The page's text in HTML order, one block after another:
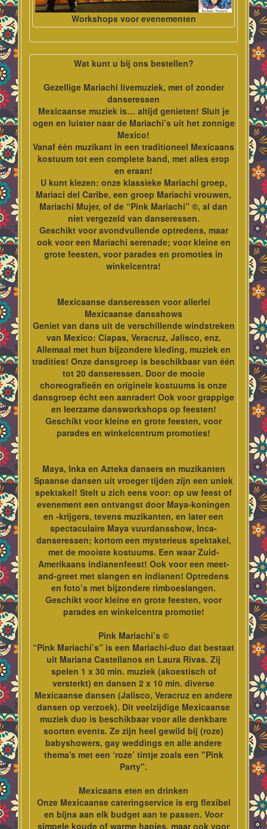
Workshops voor evenementen
Wat kunt u bij ons bestellen?
Gezellige Mariachi livemuziek, met of zonder
danseressen
Mexicaanse muziek is… altijd genieten! Sluit je
ogen en luister naar de Mariachi’s uit het zonnige
Mexico!
Vanaf één muzikant in een traditioneel Mexicaans
kostuum tot een complete band, met alles erop
en eraan!
U kunt kiezen: onze klassieke Mariachi groep,
Mariaci del Caribe, een groep Mariachi vrouwen,
Mariachi Mujer, of de “Pink Mariachi” ©, al dan
niet vergezeld van danseressen.
Geschikt voor avondvullende optredens, maar
ook voor een Mariachi serenade; voor kleine en
grote feesten, voor parades en promoties in
winkelcentra!
Mexicaanse danseressen voor allerlei
Mexicaanse dansshows
Geniet van dans uit de verschillende windstreken
van Mexico: Ciapas, Veracruz, Jalisco, enz.
Allemaal met hun bijzondere kleding, muziek en
tradities! Onze dansgroep is beschikbaar van één
tot 20 danseressen. Door de mooie
choreografieën en originele kostuums is onze
dansgroep écht een aanrader! Ook voor grappige
en leerzame dansworkshops op feesten!
Geschikt voor kleine en grote feesten, voor
parades en winkelcentrum promoties!
Maya, Inka en Azteka dansers en muzikanten
Spaanse dansen uit vroeger tijden zijn een uniek
spektakel! Stelt u zich eens voor: op uw feest of
evenement een ontvangst door Maya-koningen
en -krijgers, tevens muzikanten, en later een
spectaculaire Maya vuurdansshow, Inca-
danseressen; kortom een mysterieus spektakel,
met de mooiste kostuums. Een waar Zuid-
Amerikaans indianenfeest! Ook voor een meet-
and-greet met slangen en indianen! Optredens
en foto’s met bijzondere rimboeslangen.
Geschikt voor kleine en grote feesten, voor
parades en winkelcentra promotie!
Pink Mariachi’s ©
“Pink Mariachi’s” is een Mariachi-duo dat bestaat
uit Mariana Castellanos en Laura Rivas. Zij
spelen 1 x 30 min. muziek (akoestisch of
versterkt) en dansen 2 x 10 min. diverse
Mexicaanse dansen (Jalisco, Veracruz en andere
dansen op verzoek). Dit veelzijdige Mexicaanse
muziek duo is beschikbaar voor alle denkbare
soorten events. Ze zijn heel gewild bij (roze)
babyshowers, gay weddings en alle andere
thema's met een ‘roze’ tintje zoals een "Pink
Party".
Mexicaans eten en drinken
Onze Mexicaanse cateringservice is erg flexibel
en bijna aan elk budget aan te passen. Voor
simpele koude of warme hapjes, maar ook voor